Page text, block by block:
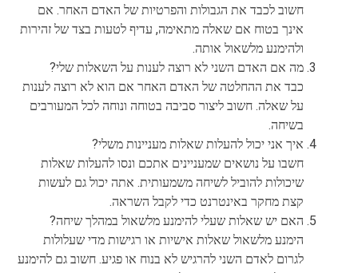
חשוב לכבד את הגבולות והפרטיות של האדם האחר. אם
אינך בטוח אם שאלה מתאימה, עדיף לטעות בצד של זהירות
ולהימנע מלשאול אותה.
מה אם האדם השני לא רוצה לענות על השאלות שלי?
כבד את ההחלטה של האדם האחר אם הוא לא רוצה לענות
על שאלה. חשוב ליצור סביבה בטוחה ונוחה לכל המעורבים
בשיחה.
איך אני יכול להעלות שאלות מעניינות משלי?
חשבו על נושאים שמעניינים אתכם ונסו להעלות שאלות
שיכולות להוביל לשיחה משמעותית. אתה יכול גם לעשות
קצת מחקר באינטרנט כדי לקבל השראה.
האם יש שאלות שעלי להימנע מלשאול במהלך שיחה?
הימנע מלשאול שאלות אישיות או רגישות מדי שעלולות
לגרום לאדם השני להרגיש לא בנוח או פגיע. חשוב גם להימנע